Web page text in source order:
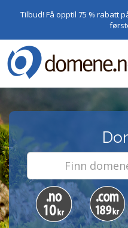
Tilbud! Få opptil 75 % rabatt